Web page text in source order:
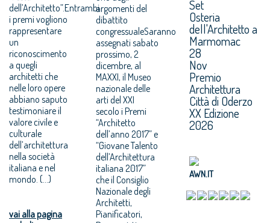
dell’Architetto”.Entrambi
i premi vogliono
rappresentare
un
riconoscimento
a quegli
architetti che
nelle loro opere
abbiano saputo
testimoniare il
valore civile e
culturale
dell’architettura
nella società
italiana e nel
mondo. (...)
vai alla pagina
argomenti del
dibattito
congressualeSaranno
assegnati sabato
prossimo, 2
dicembre, al
MAXXI, il Museo
nazionale delle
arti del XXI
secolo i Premi
“Architetto
dell’anno 2017” e
“Giovane Talento
dell’Architettura
italiana 2017”
che il Consiglio
Nazionale degli
Architetti,
Pianificatori,
Set
Osteria
dell'Architetto a
Marmomac
28
Nov
Premio
Architettura
Città di Oderzo
XX Edizione
2026
AWN.IT